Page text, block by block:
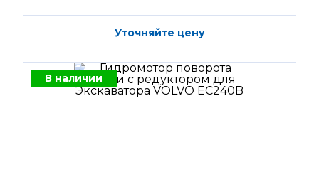
Уточняйте цену
В наличии